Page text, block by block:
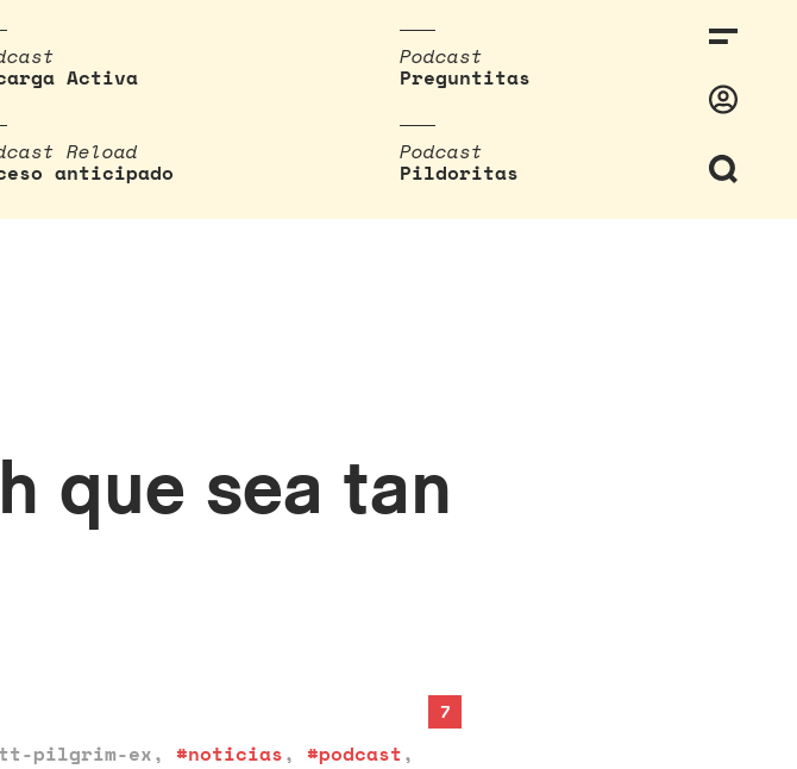
Activa
Podcast
Preguntitas
Reload
anticipado
Podcast
Pildoritas
que sea tan
pilgrim-ex, #noticias, #podcast,
7